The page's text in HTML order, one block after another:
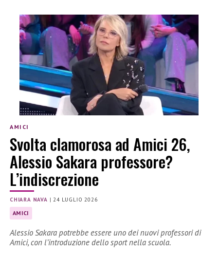
AMICI
Svolta clamorosa ad Amici 26,
Alessio Sakara professore?
L’indiscrezione
CHIARA NAVA | 24 LUGLIO 2026
AMICI
Alessio Sakara potrebbe essere uno dei nuovi professori di
Amici, con l’introduzione dello sport nella scuola.